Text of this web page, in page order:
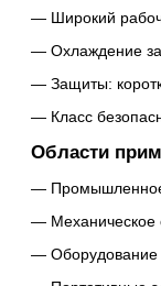
Широкий
Охлаждение за
Защиты:
Класс
Области
Промышленное
Механическое
Оборудование